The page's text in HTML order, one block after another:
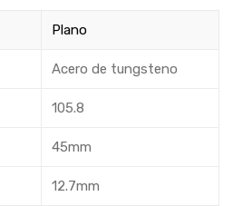
Plano
Acero de tungsteno
105.8
45mm
12.7mm